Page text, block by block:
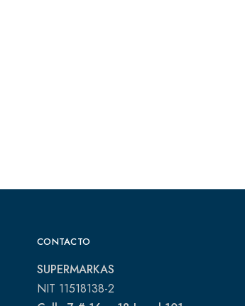
CONTACTO
SUPERMARKAS
NIT 11518138-2